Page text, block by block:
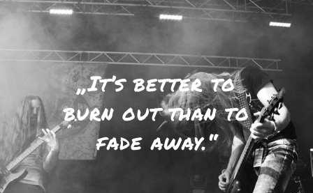
„It’s better to
burn out than to
fade away.“